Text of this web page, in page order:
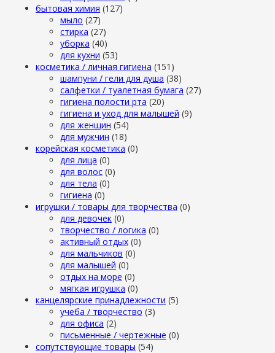
бытовая химия (127)
мыло (27)
стирка (27)
уборка (40)
для кухни (53)
косметика / личная гигиена (151)
шампуни / гели для душа (38)
салфетки / туалетная бумага (27)
гигиена полости рта (20)
гигиена и уход для малышей (9)
для женщин (54)
для мужчин (18)
корейская косметика (0)
для лица (0)
для волос (0)
для тела (0)
гигиена (0)
игрушки / товары для творчества (0)
для девочек (0)
творчество / логика (0)
активный отдых (0)
для мальчиков (0)
для малышей (0)
отдых на море (0)
мягкая игрушка (0)
канцелярские принадлежности (5)
учеба / творчество (3)
для офиса (2)
письменные / чертежные (0)
сопутствующие товары (54)